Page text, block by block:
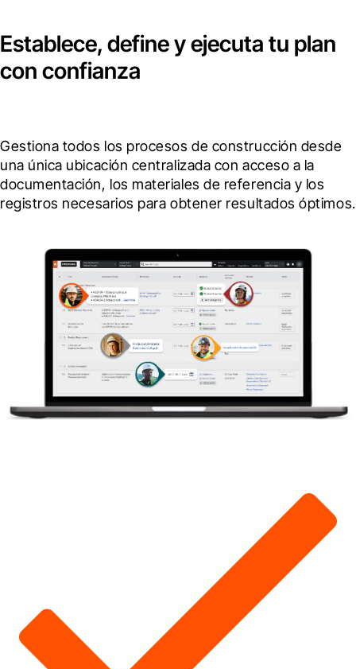
Establece, define y ejecuta tu plan
con confianza
Gestiona todos los procesos de construcción desde
una única ubicación centralizada con acceso a la
documentación, los materiales de referencia y los
registros necesarios para obtener resultados óptimos.